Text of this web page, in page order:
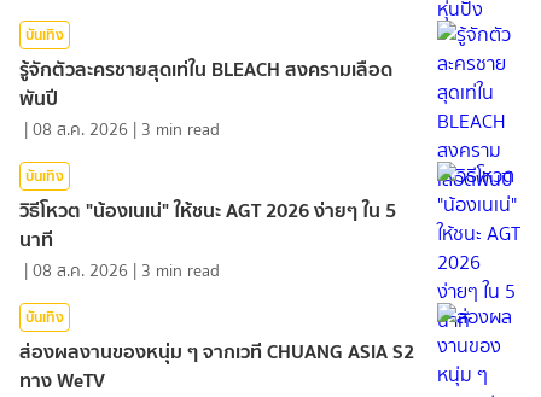
บันเทิง
รู้จักตัวละครชายสุดเท่ใน BLEACH สงครามเลือด
พันปี
|08 ส.ค. 2026 | 3 min read
บันเทิง
วิธีโหวต "น้องเนเน่" ให้ชนะ AGT 2026 ง่ายๆ ใน 5
นาที
|08 ส.ค. 2026 | 3 min read
บันเทิง
ส่องผลงานของหนุ่ม ๆ จากเวที CHUANG ASIA S2
ทาง WeTV